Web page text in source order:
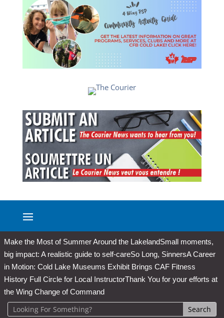
Make the Most of Summer Around the LakelandSmall moments,
big impact: A realistic guide to self-careSo Long, SinnersA Career
in Motion: Cold Lake Museums Exhibit Brings CAF Fitness
History Full Circle for Local InstructorThank You for your efforts at
the Wing Change of Command